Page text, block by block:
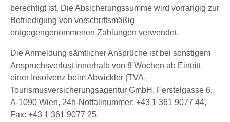
berechtigt ist. Die Absicherungssumme wird vorrangig zur
Befriedigung von vorschriftsmäßig
entgegengenommenen Zahlungen verwendet.
Die Anmeldung sämtlicher Ansprüche ist bei sonstigem
Anspruchsverlust innerhalb von 8 Wochen ab Eintritt
einer Insolvenz beim Abwickler (TVA-
Tourismusversicherungsagentur GmbH, Ferstelgasse 6,
A-1090 Wien, 24h-Notfallnummer: +43 1 361 9077 44,
Fax: +43 1 361 9077 25,